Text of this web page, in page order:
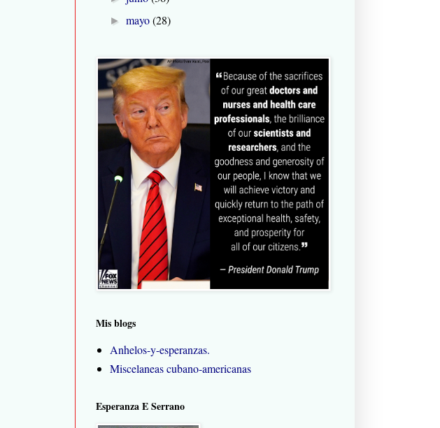
►mayo(28)
Mis blogs
Anhelos-y-esperanzas.
Miscelaneas cubano-americanas
Esperanza E Serrano